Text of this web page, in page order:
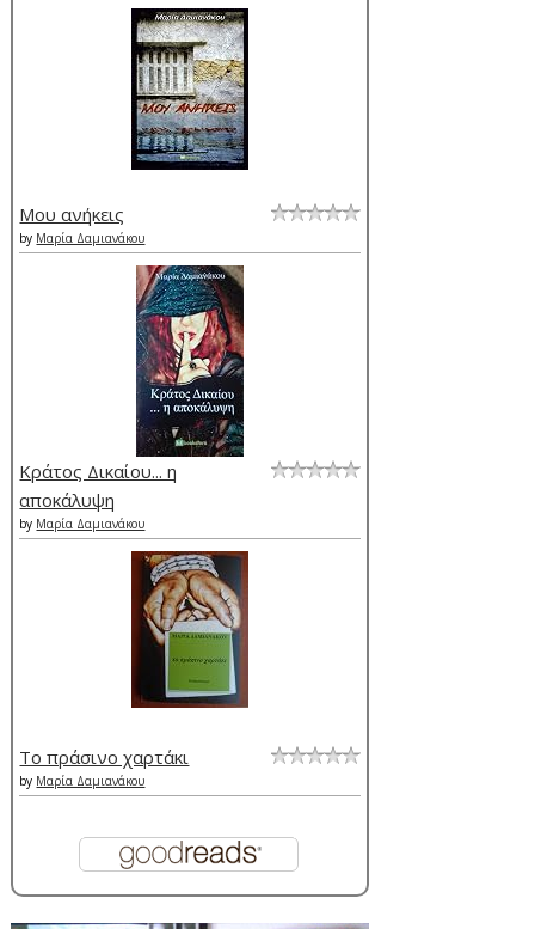
Μου ανήκεις
by Μαρία Δαμιανάκου
Κράτος Δικαίου... η
αποκάλυψη
by Μαρία Δαμιανάκου
Το πράσινο χαρτάκι
by Μαρία Δαμιανάκου